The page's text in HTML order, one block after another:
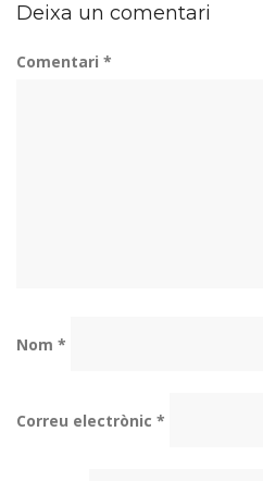
Deixa un comentari
Comentari *
Nom *
Correu electrònic *